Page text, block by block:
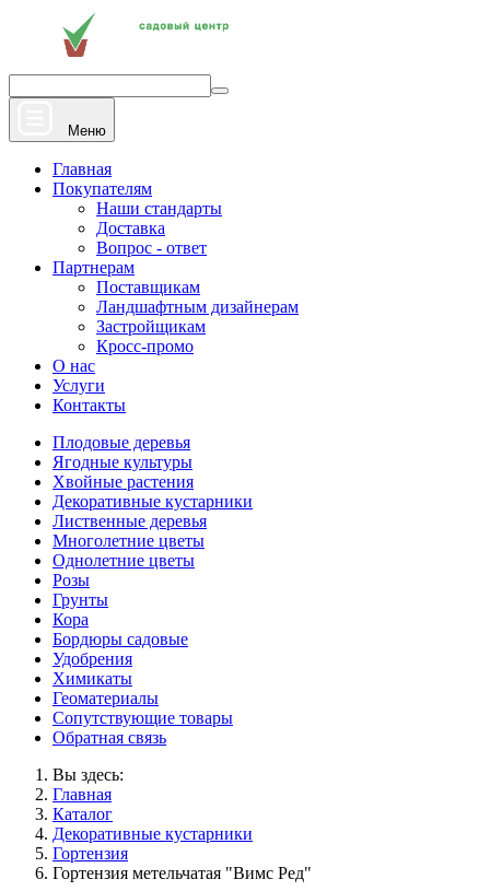
Меню
Главная
Покупателям
Наши стандарты
Доставка
Вопрос - ответ
Партнерам
Поставщикам
Ландшафтным дизайнерам
Застройщикам
Кросс-промо
О нас
Услуги
Контакты
Плодовые деревья
Ягодные культуры
Хвойные растения
Декоративные кустарники
Лиственные деревья
Многолетние цветы
Однолетние цветы
Розы
Грунты
Кора
Бордюры садовые
Удобрения
Химикаты
Геоматериалы
Сопутствующие товары
Обратная связь
Вы здесь:
Главная
Каталог
Декоративные кустарники
Гортензия
Гортензия метельчатая "Вимс Ред"